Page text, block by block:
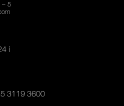
– 5
i
3119 3600